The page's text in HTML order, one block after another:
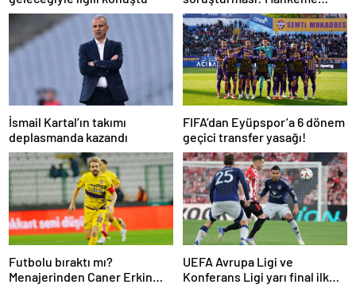
cezasını açıkladı
İsmail Kartal’ın takımı
deplasmanda kazandı
FIFA’dan Eyüpspor’a 6 dönem
geçici transfer yasağı!
Futbolu bıraktı mı?
Menajerinden Caner Erkin
UEFA Avrupa Ligi ve
Konferans Ligi yarı final ilk